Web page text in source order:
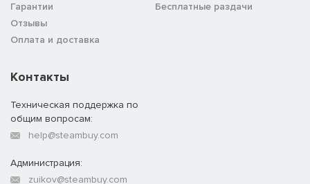
Гарантии
Отзывы
Оплата и доставка
Бесплатные раздачи
Контакты
Техническая поддержка по
общим вопросам:
help@steambuy.com
Администрация:
zuikov@steambuy.com